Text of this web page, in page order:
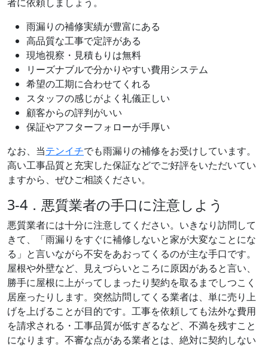
雨漏りの補修実績が豊富にある
高品質な工事で定評がある
現地視察・見積もりは無料
リーズナブルで分かりやすい費用システム
希望の工期に合わせてくれる
スタッフの感じがよく礼儀正しい
顧客からの評判がいい
保証やアフターフォローが手厚い
なお、当テンイチでも雨漏りの補修をお受けしています。
高い工事品質と充実した保証などでご好評をいただいてい
ますから、ぜひご相談ください。
3-4．悪質業者の手口に注意しよう
悪質業者には十分に注意してください。いきなり訪問して
きて、「雨漏りをすぐに補修しないと家が大変なことにな
る」と言いながら不安をあおってくるのが主な手口です。
屋根や外壁など、見えづらいところに原因があると言い、
勝手に屋根に上がってしまったり契約を取るまでしつこく
居座ったりします。突然訪問してくる業者は、単に売り上
げを上げることが目的です。工事を依頼しても法外な費用
を請求される・工事品質が低すぎるなど、不満を残すこと
になります。不審な点がある業者とは、絶対に契約しない